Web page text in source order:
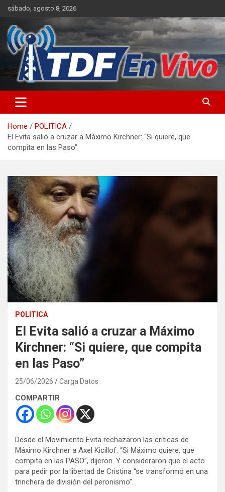
Skip
content
sábado, agosto 8, 2026
Home
POLITICA
El Evita salió a cruzar a Máximo Kirchner: “Si quiere, que
compita en las Paso”
POLITICA
El Evita salió a cruzar a Máximo
Kirchner: “Si quiere, que compita
en las Paso”
25/06/2026 Carga Datos
COMPARTIR
Desde el Movimiento Evita rechazaron las críticas de
Máximo Kirchner a Axel Kicillof. “Si Máximo quiere, que
compita en las PASO”, dijeron. Y consideraron que el acto
para pedir por la libertad de Cristina “se transformó en una
trinchera de división del peronismo”.